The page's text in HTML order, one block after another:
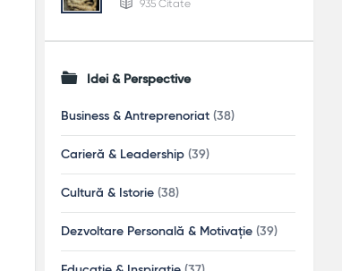
935 Citate
Idei & Perspective
Business & Antreprenoriat (38)
Carieră & Leadership (39)
Cultură & Istorie (38)
Dezvoltare Personală & Motivație (39)